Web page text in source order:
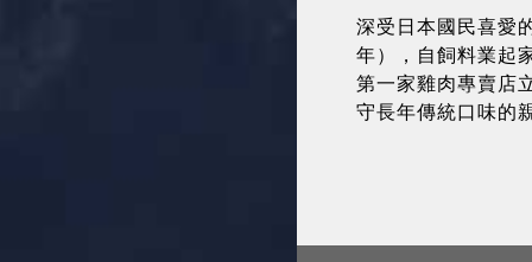
深受日本國民喜愛
年），自飼料業起
第一家雞肉專賣店
守長年傳統口味的